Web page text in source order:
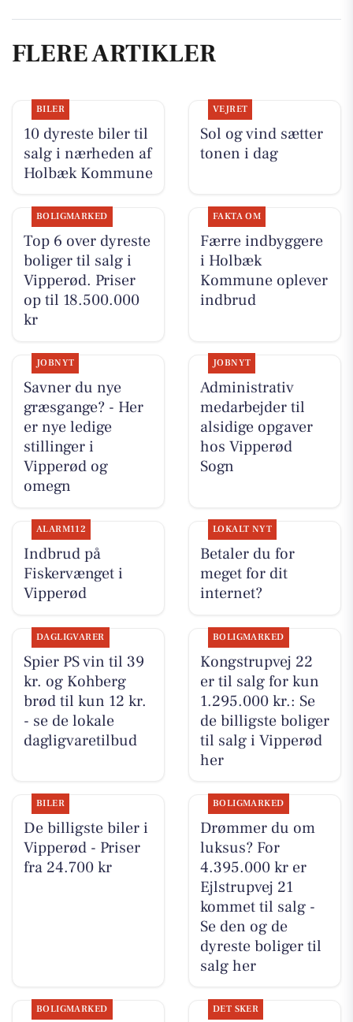
FLERE ARTIKLER
BILER
10 dyreste biler til
salg i nærheden af
Holbæk Kommune
VEJRET
Sol og vind sætter
tonen i dag
BOLIGMARKED
Top 6 over dyreste
boliger til salg i
Vipperød. Priser
op til 18.500.000
kr
FAKTA OM
Færre indbyggere
i Holbæk
Kommune oplever
indbrud
JOBNYT
Savner du nye
græsgange? - Her
er nye ledige
stillinger i
Vipperød og
omegn
JOBNYT
Administrativ
medarbejder til
alsidige opgaver
hos Vipperød
Sogn
ALARM112
Indbrud på
Fiskervænget i
Vipperød
LOKALT NYT
Betaler du for
meget for dit
internet?
DAGLIGVARER
Spier PS vin til 39
kr. og Kohberg
brød til kun 12 kr.
- se de lokale
dagligvaretilbud
BOLIGMARKED
Kongstrupvej 22
er til salg for kun
1.295.000 kr.: Se
de billigste boliger
til salg i Vipperød
her
BILER
De billigste biler i
Vipperød - Priser
fra 24.700 kr
BOLIGMARKED
Drømmer du om
luksus? For
4.395.000 kr er
Ejlstrupvej 21
kommet til salg -
Se den og de
dyreste boliger til
salg her
BOLIGMARKED DET SKER